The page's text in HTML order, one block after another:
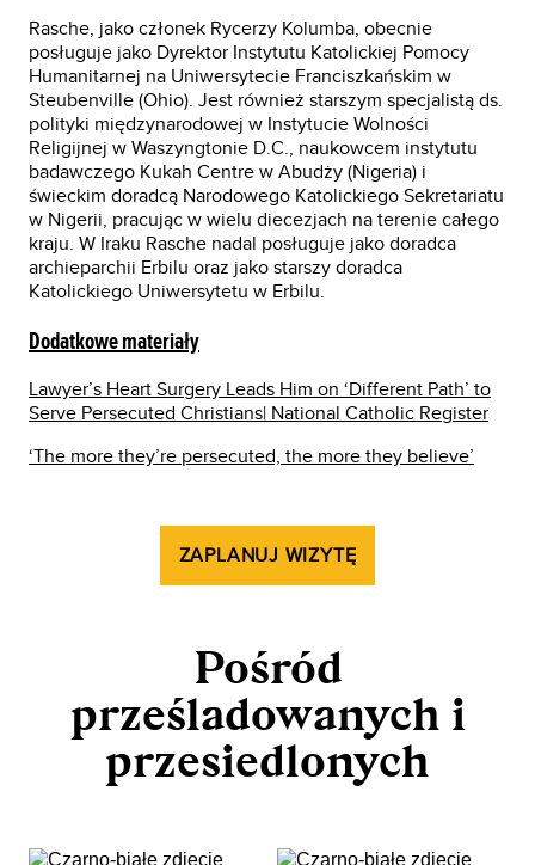
Rasche, jako członek Rycerzy Kolumba, obecnie
posługuje jako Dyrektor Instytutu Katolickiej Pomocy
Humanitarnej na Uniwersytecie Franciszkańskim w
Steubenville (Ohio). Jest również starszym specjalistą ds.
polityki międzynarodowej w Instytucie Wolności
Religijnej w Waszyngtonie D.C., naukowcem instytutu
badawczego Kukah Centre w Abudży (Nigeria) i
świeckim doradcą Narodowego Katolickiego Sekretariatu
w Nigerii, pracując w wielu diecezjach na terenie całego
kraju. W Iraku Rasche nadal posługuje jako doradca
archieparchii Erbilu oraz jako starszy doradca
Katolickiego Uniwersytetu w Erbilu.
Dodatkowe materiały
Lawyer’s Heart Surgery Leads Him on ‘Different Path’ to
Serve Persecuted Christians| National Catholic Register
‘The more they’re persecuted, the more they believe’
ZAPLANUJ WIZYTĘ
Pośród
prześladowanych i
przesiedlonych